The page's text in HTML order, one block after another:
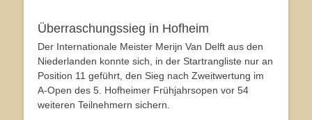
Überraschungssieg in Hofheim
Der Internationale Meister Merijn Van Delft aus den
Niederlanden konnte sich, in der Startrangliste nur an
Position 11 geführt, den Sieg nach Zweitwertung im
A-Open des 5. Hofheimer Frühjahrsopen vor 54
weiteren Teilnehmern sichern.